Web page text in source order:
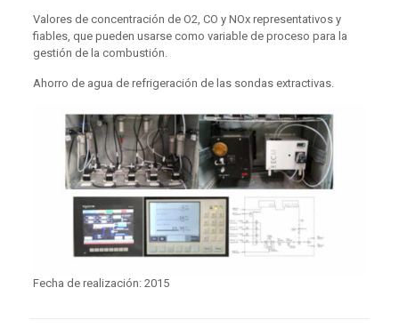
Valores de concentración de O2, CO y NOx representativos y
fiables, que pueden usarse como variable de proceso para la
gestión de la combustión.
Ahorro de agua de refrigeración de las sondas extractivas.
Fecha de realización: 2015